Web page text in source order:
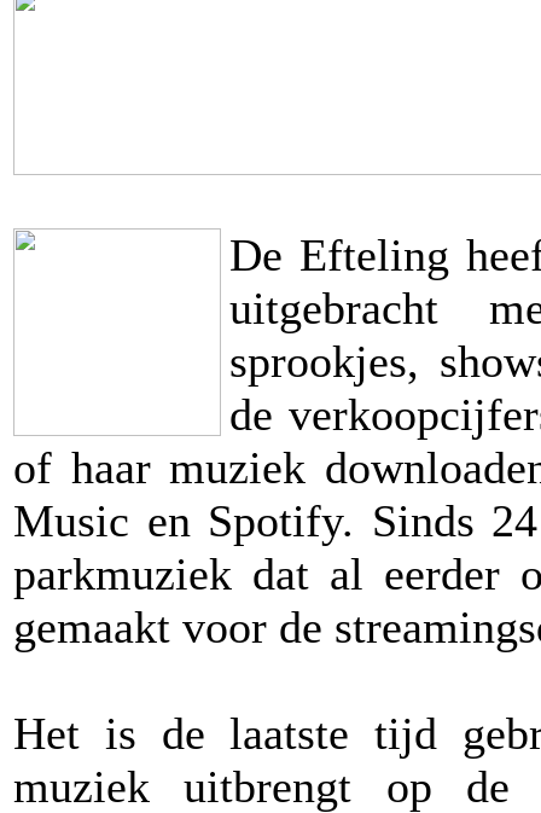
De Efteling
uitgebracht
sprookjes,
de
of haar muziek
Music en Spotify. Sinds
parkmuziek dat al eerder
gemaakt voor de
Het is de laatste tijd
muziek uitbrengt op de